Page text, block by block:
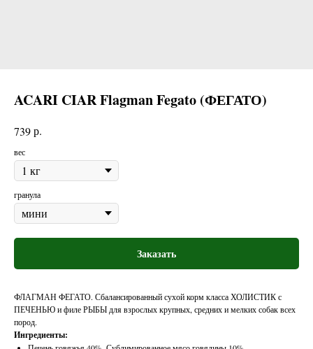
ACARI CIAR Flagman Fegato (ФЕГАТО)
739р.
вес
гранула
Заказать
ФЛАГМАН ФЕГАТО. Сбалансированный сухой корм класса ХОЛИСТИК с
ПЕЧЕНЬЮ и филе РЫБЫ для взрослых крупных, средних и мелких собак всех
пород.
Ингредиенты: